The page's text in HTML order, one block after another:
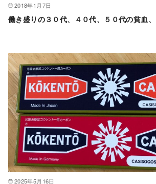
2018年1月7日
働き盛りの３０代、４０代、５０代の貧血
2025年5月16日